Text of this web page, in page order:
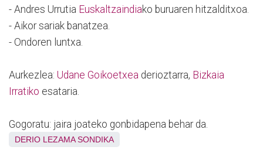
- Andres Urrutia Euskaltzaindiako buruaren hitzalditxoa.
- Aikor sariak banatzea.
- Ondoren luntxa.
Aurkezlea: Udane Goikoetxea derioztarra, Bizkaia
Irratiko esataria.
Gogoratu: jaira joateko gonbidapena behar da.
DERIO LEZAMA SONDIKA